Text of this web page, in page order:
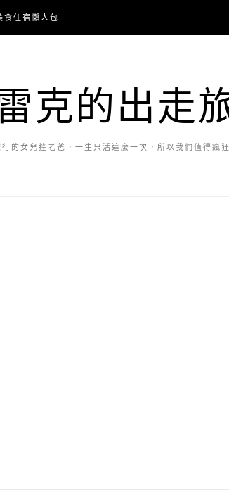
食住宿懶人包
克的出走
的女兒控老爸，一生只活這麼一次，所以我們值得瘋